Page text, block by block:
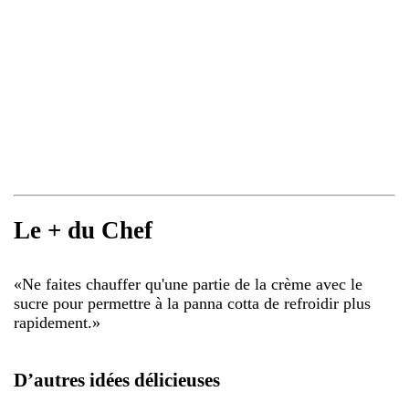
Le + du Chef
«Ne faites chauffer qu'une partie de la crème avec le
sucre pour permettre à la panna cotta de refroidir plus
rapidement.»
D’autres idées délicieuses